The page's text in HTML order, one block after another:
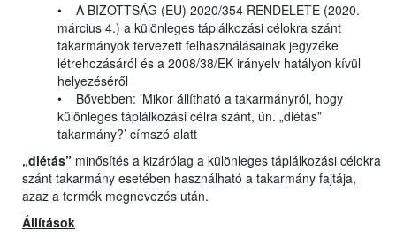
• A BIZOTTSÁG (EU) 2020/354 RENDELETE (2020.
március 4.) a különleges táplálkozási célokra szánt
takarmányok tervezett felhasználásainak jegyzéke
létrehozásáról és a 2008/38/EK irányelv hatályon kívül
helyezéséről
• Bővebben: ’Mikor állítható a takarmányról, hogy
különleges táplálkozási célra szánt, ún. „diétás”
takarmány?’ címszó alatt
„diétás” minősítés a kizárólag a különleges táplálkozási célokra
szánt takarmány esetében használható a takarmány fajtája,
azaz a termék megnevezés után.
Állítások